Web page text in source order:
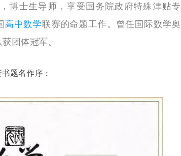
博士生导师，享受国务院政府特殊津贴专
高中数学联赛的命题工作。曾任国际数学奥
团体冠军。
题名作序：